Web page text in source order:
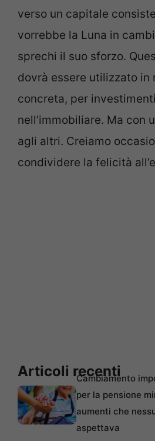
verso un capitale
vorrebbe la Luna in
sprechi il suo sforzo.
dovrà essere utilizzato in
concreta, per
nell’immobiliare. Ma con
agli altri. Creiamo
condividere la felicità
Articoli recenti
Cambiamento
per la pensione
aumenti che
aspettava